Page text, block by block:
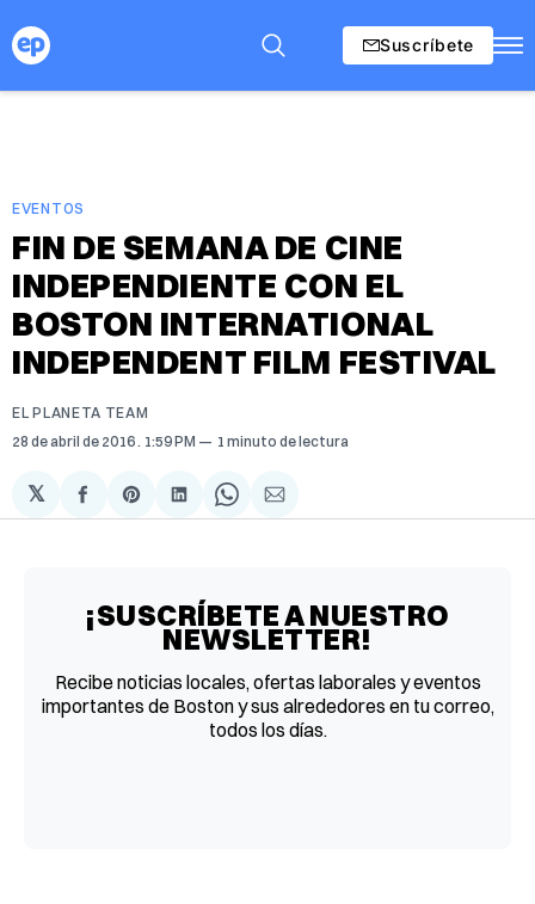
Suscríbete
EVENTOS
FIN DE SEMANA DE CINE
INDEPENDIENTE CON EL
BOSTON INTERNATIONAL
INDEPENDENT FILM FESTIVAL
EL PLANETA TEAM
28 de abril de 2016 . 1:59 PM 1 minuto de lectura
𝕏
Compartir
en
Share
on
Compartir
en
Share
on
Compartir
via
¡SUSCRÍBETE A NUESTRO
NEWSLETTER!
Recibe noticias locales, ofertas laborales y eventos
importantes de Boston y sus alrededores en tu correo,
todos los días.